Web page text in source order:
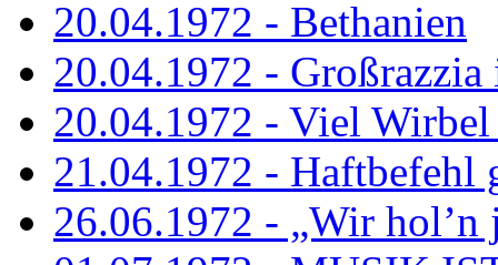
20.04.1972 - Bethanien
20.04.1972 - Großrazzia
20.04.1972 - Viel
21.04.1972 - Haftbefehl
26.06.1972 - „Wir hol’n